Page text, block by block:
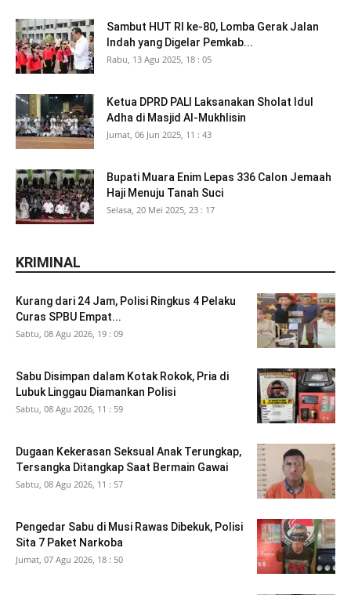
Sambut HUT RI ke-80, Lomba Gerak Jalan
Indah yang Digelar Pemkab...
Rabu, 13 Agu 2025, 18 : 05
Ketua DPRD PALI Laksanakan Sholat Idul
Adha di Masjid Al-Mukhlisin
Jumat, 06 Jun 2025, 11 : 43
Bupati Muara Enim Lepas 336 Calon Jemaah
Haji Menuju Tanah Suci
Selasa, 20 Mei 2025, 23 : 17
KRIMINAL
Kurang dari 24 Jam, Polisi Ringkus 4 Pelaku
Curas SPBU Empat...
Sabtu, 08 Agu 2026, 19 : 09
Sabu Disimpan dalam Kotak Rokok, Pria di
Lubuk Linggau Diamankan Polisi
Sabtu, 08 Agu 2026, 11 : 59
Dugaan Kekerasan Seksual Anak Terungkap,
Tersangka Ditangkap Saat Bermain Gawai
Sabtu, 08 Agu 2026, 11 : 57
Pengedar Sabu di Musi Rawas Dibekuk, Polisi
Sita 7 Paket Narkoba
Jumat, 07 Agu 2026, 18 : 50